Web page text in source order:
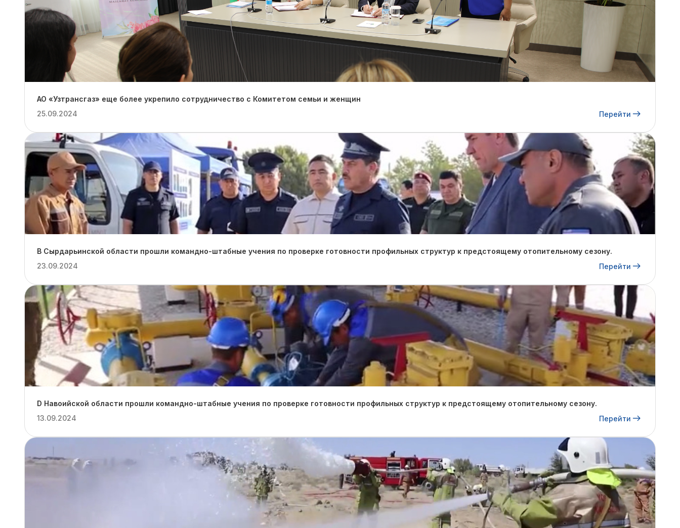
АО «Узтрансгаз» еще более укрепило сотрудничество с Комитетом семьи и женщин
25.09.2024
Перейти
В Сырдарьинской области прошли командно-штабные учения по проверке готовности профильных структур к предстоящему отопительному сезону.
23.09.2024
Перейти
D Навоийской области прошли командно-штабные учения по проверке готовности профильных структур к предстоящему отопительному сезону.
13.09.2024
Перейти